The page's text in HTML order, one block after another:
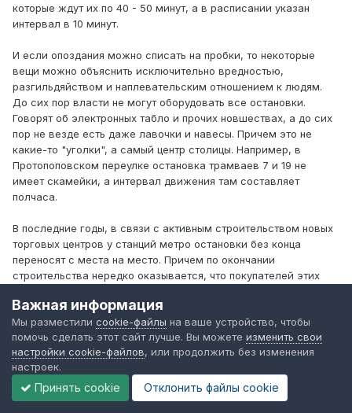
которые ждут их по 40 - 50 минут, а в расписании указан
интервал в 10 минут.
И если опоздания можно списать на пробки, то некоторые
вещи можно объяснить исключительно вредностью,
разгильдяйством и наплевательским отношением к людям.
До сих пор власти не могут оборудовать все остановки.
Говорят об электронных табло и прочих новшествах, а до сих
пор не везде есть даже лавочки и навесы. Причем это не
какие-то "уголки", а самый центр столицы. Например, в
Протопоповском переулке остановка трамваев 7 и 19 не
имеет скамейки, а интервал движения там составляет
полчаса.
В последние годы, в связи с активным строительством новых
торговых центров у станций метро остановки без конца
переносят с места на место. Причем по окончании
строительства нередко оказывается, что покупателей этих
стройки и от станции метро.
По-прежнему не топят зимой, хотя трудно поверить, что в
современном городском транспорте нет печки.
Несмотря на техническое оснащение, пассажиры-новички по-
прежнему проскакивают нужные остановки. Водители
Важная информация
Мы разместили cookie-файлы на ваше устройство, чтобы
помочь сделать этот сайт лучше. Вы можете изменить свои
настройки cookie-файлов, или продолжить без изменения
настроек.
Принять cookie Отклонить файлы сookie